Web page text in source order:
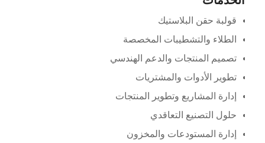
قولبة حقن البلاستيك
الطلاء والتشطيبات المخصصة
تصميم المنتجات والدعم الهندسي
تطوير الأدوات والمشتريات
إدارة المشاريع وتطوير المنتجات
حلول التصنيع التعاقدي
إدارة المستودعات والمخزون